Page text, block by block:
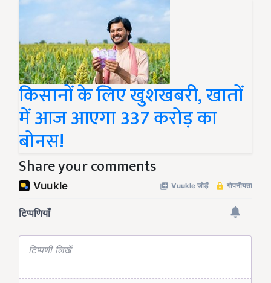
किसानों के लिए खुशखबरी, खातों
में आज आएगा 337 करोड़ का
बोनस!
Share your comments